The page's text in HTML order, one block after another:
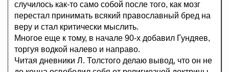
случилось как-то само собой после того, как мозг
перестал принимать всякий православный бред на
веру и стал критически мыслить.
Многое еще к тому, в начале 90-х добавил Гундяев,
торгуя водкой налево и направо.
Читая дневники Л. Толстого делаю вывод, что он не